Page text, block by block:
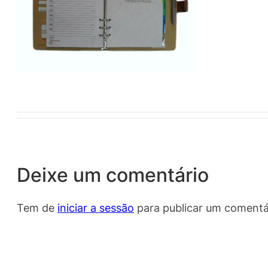
Deixe um comentário
Tem de iniciar a sessão para publicar um